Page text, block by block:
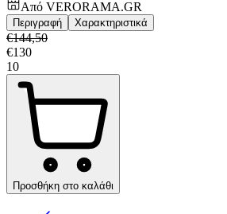
Από VERORAMA.GR
Περιγραφή Χαρακτηριστικά
€144,50
€130
10
Προσθήκη στο καλάθι